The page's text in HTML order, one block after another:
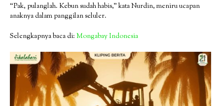
“Pak, pulanglah. Kebun sudah habis,” kata Nurdin, meniru ucapan
anaknya dalam panggilan seluler.
Selengkapnya baca di: Mongabay Indonesia